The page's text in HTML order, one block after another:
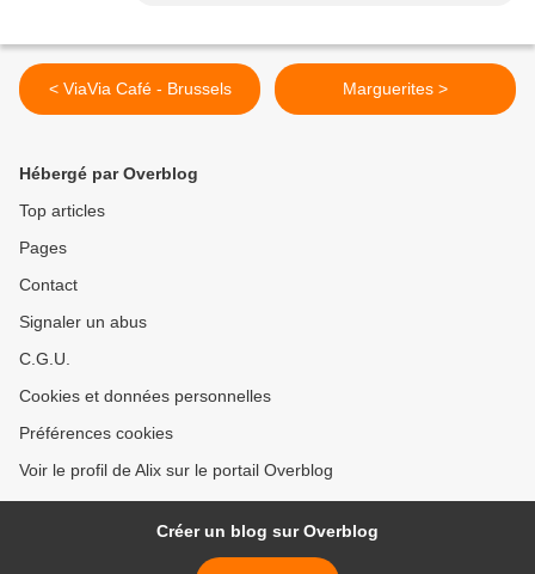
< ViaVia Café - Brussels Marguerites >
Hébergé par Overblog
Top articles
Pages
Contact
Signaler un abus
C.G.U.
Cookies et données personnelles
Préférences cookies
Voir le profil de Alix sur le portail Overblog
Créer un blog sur Overblog